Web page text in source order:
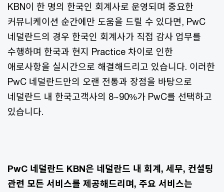
KBN이 한 명의 한국인 회계사로 운영되며 중요한
커뮤니케이션 순간에만 도움을 드릴 수 있다면, PwC
네덜란드의 경우 한국인 회계사가 직접 감사 업무를
수행하며 한국과 현지 Practice 차이로 인한
애로사항을 실시간으로 해결해드리고 있습니다. 이러한
PwC 네덜란드만의 오랜 전통과 장점을 바탕으로
네덜란드 내 한국고객사의 8~90%가 PwC를 선택하고
있습니다.
PwC 네덜란드 KBN은 네덜란드 내 회계, 세무, 컨설팅
관련 모든 서비스를 제공해드리며, 주요 서비스는